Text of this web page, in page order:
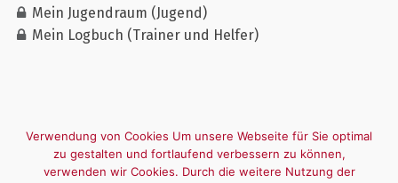
Mein Jugendraum (Jugend)
Mein Logbuch (Trainer und Helfer)
Verwendung von Cookies Um unsere Webseite für Sie optimal
zu gestalten und fortlaufend verbessern zu können,
verwenden wir Cookies. Durch die weitere Nutzung der